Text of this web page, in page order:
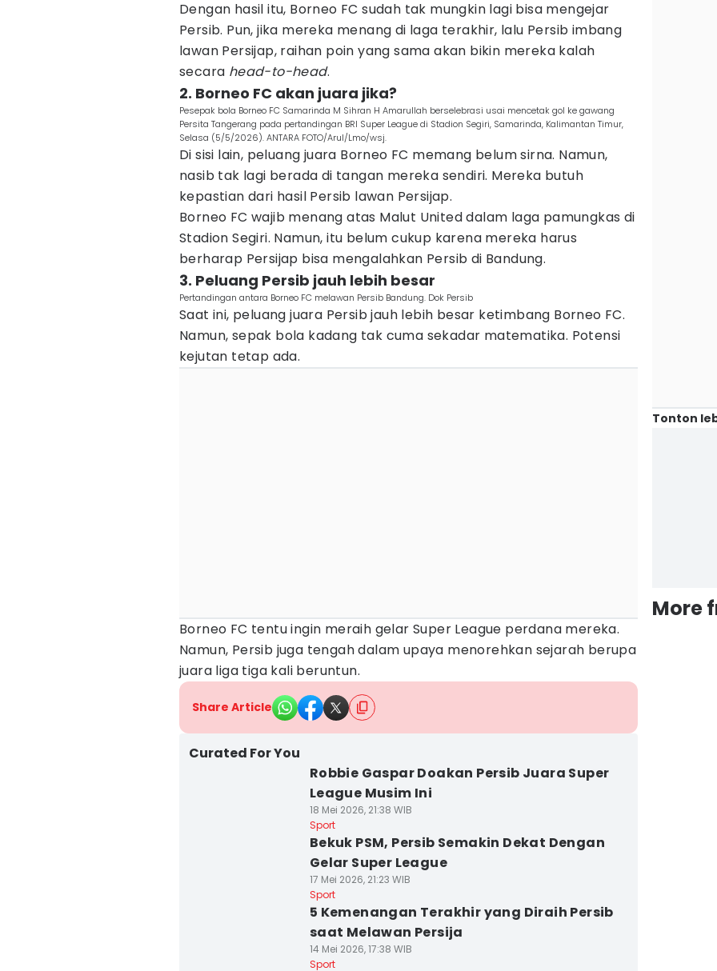
Dengan hasil itu, Borneo FC sudah tak mungkin lagi bisa mengejar
Persib. Pun, jika mereka menang di laga terakhir, lalu Persib imbang
lawan Persijap, raihan poin yang sama akan bikin mereka kalah
secara head-to-head.
2. Borneo FC akan juara jika?
Pesepak bola Borneo FC Samarinda M Sihran H Amarullah berselebrasi usai mencetak gol ke gawang
Persita Tangerang pada pertandingan BRI Super League di Stadion Segiri, Samarinda, Kalimantan Timur,
Selasa (5/5/2026). ANTARA FOTO/Arul/Lmo/wsj.
Di sisi lain, peluang juara Borneo FC memang belum sirna. Namun,
nasib tak lagi berada di tangan mereka sendiri. Mereka butuh
kepastian dari hasil Persib lawan Persijap.
Borneo FC wajib menang atas Malut United dalam laga pamungkas di
Stadion Segiri. Namun, itu belum cukup karena mereka harus
berharap Persijap bisa mengalahkan Persib di Bandung.
3. Peluang Persib jauh lebih besar
Pertandingan antara Borneo FC melawan Persib Bandung. Dok Persib
Saat ini, peluang juara Persib jauh lebih besar ketimbang Borneo FC.
Namun, sepak bola kadang tak cuma sekadar matematika. Potensi
kejutan tetap ada.
Borneo FC tentu ingin meraih gelar Super League perdana mereka.
Namun, Persib juga tengah dalam upaya menorehkan sejarah berupa
juara liga tiga kali beruntun.
Share Article
Curated For You
Robbie Gaspar Doakan Persib Juara Super
League Musim Ini
18 Mei 2026, 21:38 WIB
Sport
Bekuk PSM, Persib Semakin Dekat Dengan
Gelar Super League
17 Mei 2026, 21:23 WIB
Sport
5 Kemenangan Terakhir yang Diraih Persib
saat Melawan Persija
14 Mei 2026, 17:38 WIB
Sport
Tonton
More